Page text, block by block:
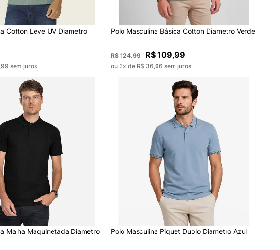
Cotton Leve UV Diametro
sem juros
Polo Masculina Básica Cotton Diametro Verde
R$ 124,99 R$ 109,99
ou 3x de R$ 36,66 sem juros
Malha Maquinetada Diametro
Polo Masculina Piquet Duplo Diametro Azul